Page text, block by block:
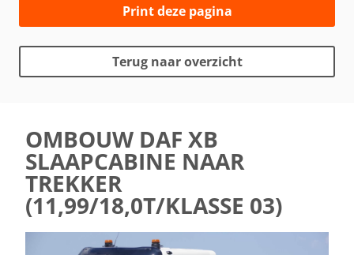
Print deze pagina
Terug naar overzicht
OMBOUW DAF XB
SLAAPCABINE NAAR
TREKKER
(11,99/18,0T/KLASSE 03)